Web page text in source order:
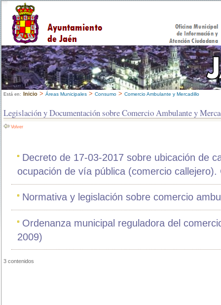
Está en: Inicio > Áreas Municipales > Consumo > Comercio Ambulante y Mercadillo
Legislación y Documentación sobre Comercio Ambulante y
Volver
Decreto de 17-03-2017 sobre ubicación de
ocupación de vía pública (comercio
Normativa y legislación sobre comercio
Ordenanza municipal reguladora del
2009)
3 contenidos